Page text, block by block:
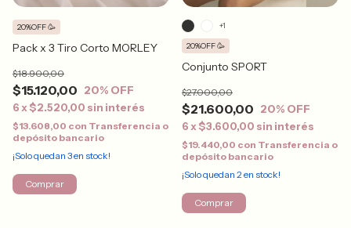
Pack x 3 Tiro Corto MORLEY
$15.120,00
$18.900,00
20% OFF
6 x$2.520,00 sin interés
20%OFF 🥳
$13.608,00 con Transferencia o
depósito bancario
¡Solo quedan 3en stock!
Comprar
Conjunto SPORT
$21.600,00
$27.000,00
20% OFF
6 x$3.600,00 sin interés
20%OFF 🥳
$19.440,00 con Transferencia o
depósito bancario
¡Solo quedan 2en stock!
+1
Comprar